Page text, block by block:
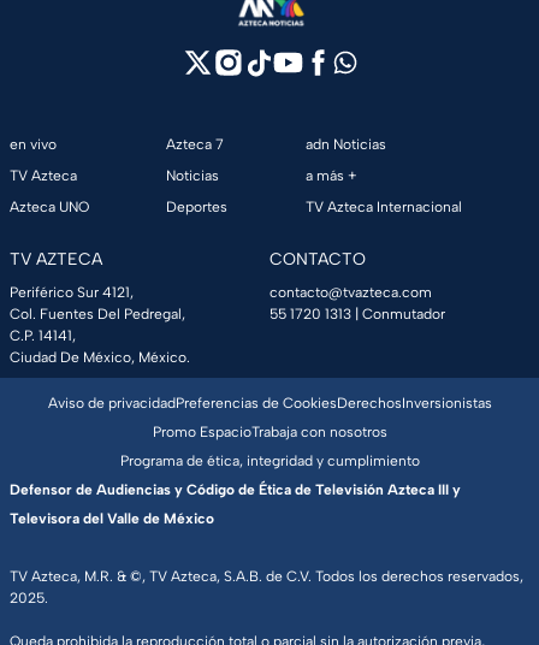
en vivo
TV Azteca
Azteca UNO
Azteca 7
Noticias
Deportes
adn Noticias
a más +
TV Azteca Internacional
TV AZTECA
Periférico Sur 4121,
Col. Fuentes Del Pedregal,
C.P. 14141,
Ciudad De México, México.
CONTACTO
contacto@tvazteca.com
55 1720 1313 | Conmutador
TV Azteca, M.R. & ©, TV Azteca, S.A.B. de C.V. Todos los derechos reservados,
2025.
Queda prohibida la reproducción total o parcial sin la autorización previa,
Aviso de privacidadPreferencias de CookiesDerechosInversionistas
Promo EspacioTrabaja con nosotros
Programa de ética, integridad y cumplimiento
Defensor de Audiencias y Código de Ética de Televisión Azteca III y
Televisora del Valle de México